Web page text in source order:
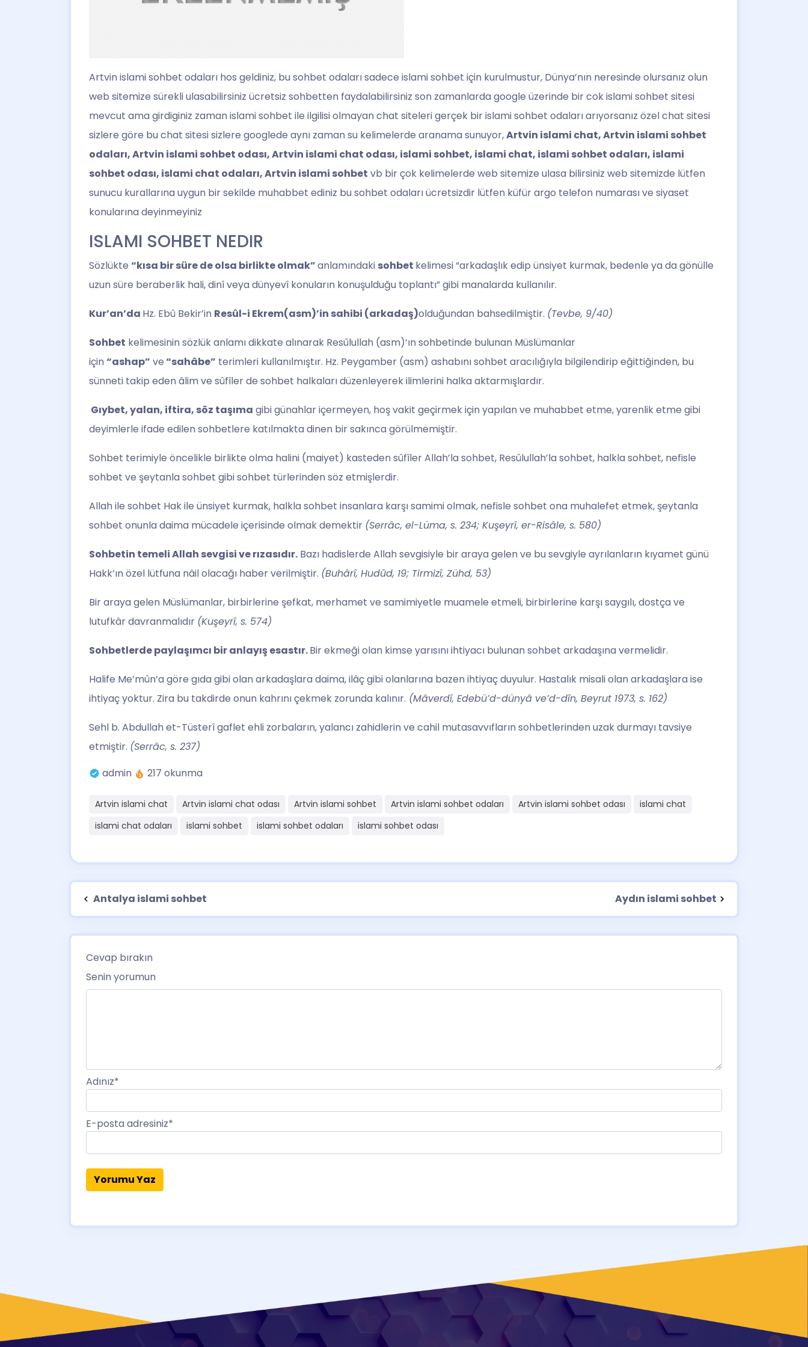
Artvin islami sohbet odaları hos geldiniz, bu sohbet odaları sadece islami sohbet için kurulmustur, Dünya’nın neresinde olursanız olun
web sitemize sürekli ulasabilirsiniz ücretsiz sohbetten faydalabilirsiniz son zamanlarda google üzerinde bir cok islami sohbet sitesi
mevcut ama girdiginiz zaman islami sohbet ile ilgilisi olmayan chat siteleri gerçek bir islami sohbet odaları arıyorsanız özel chat sitesi
sizlere göre bu chat sitesi sizlere googlede aynı zaman su kelimelerde aranama sunuyor,Artvin islami chat, Artvin islami sohbet
odaları, Artvin islami sohbet odası, Artvin islami chat odası, islami sohbet, islami chat, islami sohbet odaları, islami
sohbet odası, islami chat odaları, Artvin islami sohbet vb bir çok kelimelerde web sitemize ulasa bilirsiniz web sitemizde lütfen
sunucu kurallarına uygun bir sekilde muhabbet ediniz bu sohbet odaları ücretsizdir lütfen küfür argo telefon numarası ve siyaset
konularına deyinmeyiniz
ISLAMI SOHBET NEDIR
Sözlükte “kısa bir süre de olsa birlikte olmak”anlamındaki sohbet kelimesi “arkadaşlık edip ünsiyet kurmak, bedenle ya da gönülle
uzun süre beraberlik hali, dinî veya dünyevî konuların konuşulduğu toplantı” gibi manalarda kullanılır.
Kur’an’da Hz. Ebû Bekir’in Resûl-i Ekrem(asm)’in sahibi (arkadaş)olduğundan bahsedilmiştir. (Tevbe, 9/40)
Sohbet kelimesinin sözlük anlamı dikkate alınarak Resûlullah (asm)’ın sohbetinde bulunan Müslümanlar
için“ashap” ve“sahâbe” terimleri kullanılmıştır. Hz. Peygamber (asm) ashabını sohbet aracılığıyla bilgilendirip eğittiğinden, bu
sünneti takip eden âlim ve sûfîler de sohbet halkaları düzenleyerek ilimlerini halka aktarmışlardır.
Gıybet, yalan, iftira, söz taşıma gibi günahlar içermeyen, hoş vakit geçirmek için yapılan ve muhabbet etme, yarenlik etme gibi
deyimlerle ifade edilen sohbetlere katılmakta dinen bir sakınca görülmemiştir.
Sohbet terimiyle öncelikle birlikte olma halini (maiyet) kasteden sûfîler Allah’la sohbet, Resûlullah’la sohbet, halkla sohbet, nefisle
sohbet ve şeytanla sohbet gibi sohbet türlerinden söz etmişlerdir.
Allah ile sohbet Hak ile ünsiyet kurmak, halkla sohbet insanlara karşı samimi olmak, nefisle sohbet ona muhalefet etmek, şeytanla
sohbet onunla daima mücadele içerisinde olmak demektir (Serrâc, el-Lüma, s. 234; Kuşeyrî, er-Risâle, s. 580)
Sohbetin temeli Allah sevgisi ve rızasıdır. Bazı hadislerde Allah sevgisiyle bir araya gelen ve bu sevgiyle ayrılanların kıyamet günü
Hakk’ın özel lütfuna nâil olacağı haber verilmiştir. (Buhârî, Hudûd, 19; Tirmizî, Zühd, 53)
Bir araya gelen Müslümanlar, birbirlerine şefkat, merhamet ve samimiyetle muamele etmeli, birbirlerine karşı saygılı, dostça ve
lutufkâr davranmalıdır (Kuşeyrî, s. 574)
Sohbetlerde paylaşımcı bir anlayış esastır.Bir ekmeği olan kimse yarısını ihtiyacı bulunan sohbet arkadaşına vermelidir.
Halife Me’mûn’a göre gıda gibi olan arkadaşlara daima, ilâç gibi olanlarına bazen ihtiyaç duyulur. Hastalık misali olan arkadaşlara ise
ihtiyaç yoktur. Zira bu takdirde onun kahrını çekmek zorunda kalınır. (Mâverdî, Edebü’d-dünyâ ve’d-dîn, Beyrut 1973, s. 162)
Sehl b. Abdullah et-Tüsterî gaflet ehli zorbaların, yalancı zahidlerin ve cahil mutasavvıfların sohbetlerinden uzak durmayı tavsiye
etmiştir. (Serrâc, s. 237)
admin
217 okunma
Artvin islami chat Artvin islami chat odası Artvin islami sohbet Artvin islami sohbet odaları Artvin islami sohbet odası
islami chat
islami chat odaları
islami sohbet islami sohbet odaları islami sohbet odası
Antalya islami sohbet Aydın islami sohbet
Cevap bırakın
Senin yorumun
Adınız*
E-posta adresiniz*